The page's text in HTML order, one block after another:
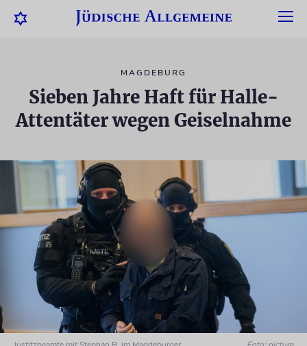
MAGDEBURG
Sieben Jahre Haft für Halle-
Attentäter wegen Geiselnahme